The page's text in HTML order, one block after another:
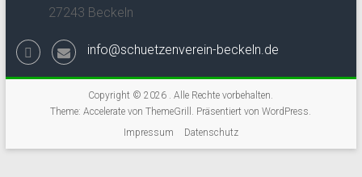
27243 Beckeln
info@schuetzenverein-beckeln.de
Copyright © 2026
. Alle Rechte vorbehalten.
Theme:Accelerate von ThemeGrill. Präsentiert vonWordPress
Impressum
Datenschutz